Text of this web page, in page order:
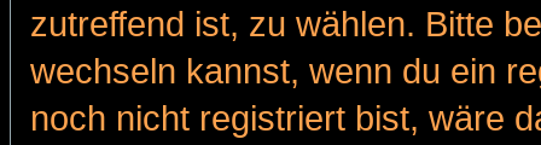
zutreffend ist, zu wählen. Bitte
wechseln kannst, wenn du ein
noch nicht registriert bist, wäre